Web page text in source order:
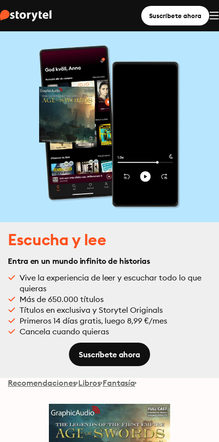
Suscríbete ahora
Escucha y lee
Entra en un mundo infinito de historias
Vive la experiencia de leer y escuchar todo lo que
quieras
Más de 650.000 títulos
Títulos en exclusiva y Storytel Originals
Primeros 14 días gratis, luego 8,99 €/mes
Cancela cuando quieras
Suscríbete ahora
Recomendaciones Libros Fantasía